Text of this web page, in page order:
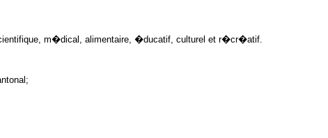
m�dical, alimentaire, �ducatif, culturel et r�cr�atif.